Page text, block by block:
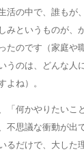
活の中で、誰もが
みというものが、
たのです（家庭や
うのは、どんな人
よね）。
「何かやりたいこ
不思議な衝動が出
るだけで、大した